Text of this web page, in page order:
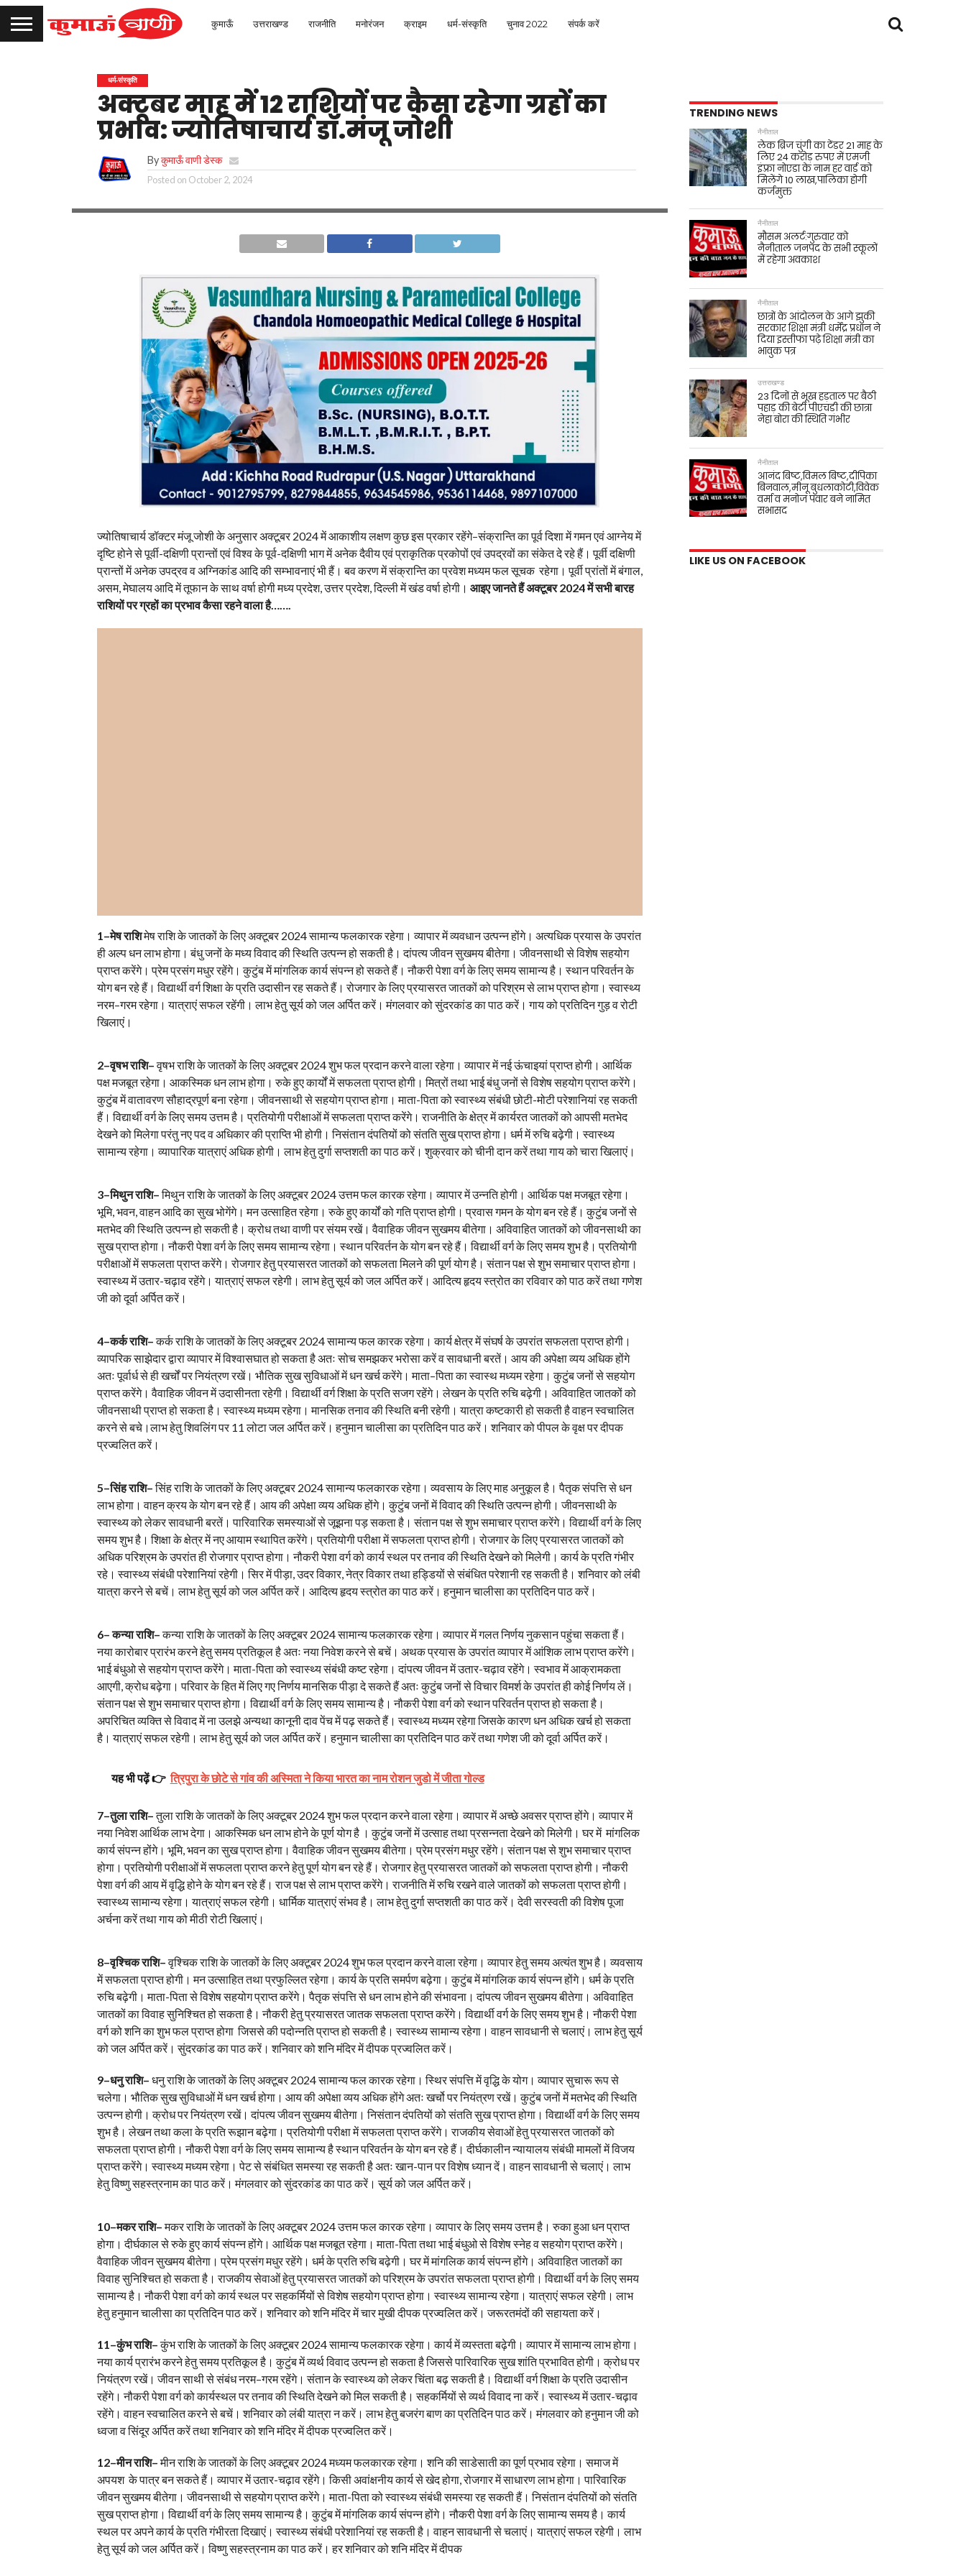
कुमाऊँ उत्तराखण्ड राजनीति मनोरंजन क्राइम धर्म-संस्कृति चुनाव 2022 संपर्क करें
धर्म-संस्कृति
अक्टूबर माह में 12 राशियों पर कैसा रहेगा ग्रहों का
प्रभाव: ज्योतिषाचार्य डॉ.मंजू जोशी
Byकुमाऊँ वाणी डेस्क
Posted on October 2, 2024
ज्योतिषाचार्य डॉक्टर मंजू जोशी के अनुसार अक्टूबर 2024 में आकाशीय लक्षण कुछ इस प्रकार रहेंगे–संक्रान्ति का पूर्व दिशा में गमन एवं आग्नेय में
दृष्टि होने से पूर्वी-दक्षिणी प्रान्तों एवं विश्व के पूर्व-दक्षिणी भाग में अनेक दैवीय एवं प्राकृतिक प्रकोपों एवं उपद्रवों का संकेत दे रहे हैं। पूर्वी दक्षिणी
प्रान्तों में अनेक उपद्रव व अग्निकांड आदि की सम्भावनाएं भी हैं। बव करण में संक्रान्ति का प्रवेश मध्यम फल सूचक रहेगा। पूर्वी प्रांतों में बंगाल,
असम, मेघालय आदि में तूफान के साथ वर्षा होगी मध्य प्रदेश, उत्तर प्रदेश, दिल्ली में खंड वर्षा होगी। आइए जानते हैं अक्टूबर 2024 में सभी बारह
राशियों पर ग्रहों का प्रभाव कैसा रहने वाला है…….
1–मेष राशिमेष राशि के जातकों के लिए अक्टूबर 2024 सामान्य फलकारक रहेगा। व्यापार में व्यवधान उत्पन्न होंगे। अत्यधिक प्रयास के उपरांत
ही अल्प धन लाभ होगा। बंधु जनों के मध्य विवाद की स्थिति उत्पन्न हो सकती है। दांपत्य जीवन सुखमय बीतेगा। जीवनसाथी से विशेष सहयोग
प्राप्त करेंगे। प्रेम प्रसंग मधुर रहेंगे। कुटुंब में मांगलिक कार्य संपन्न हो सकते हैं। नौकरी पेशा वर्ग के लिए समय सामान्य है। स्थान परिवर्तन के
योग बन रहे हैं। विद्यार्थी वर्ग शिक्षा के प्रति उदासीन रह सकते हैं। रोजगार के लिए प्रयासरत जातकों को परिश्रम से लाभ प्राप्त होगा। स्वास्थ्य
नरम–गरम रहेगा। यात्राएं सफल रहेंगी। लाभ हेतु सूर्य को जल अर्पित करें। मंगलवार को सुंदरकांड का पाठ करें। गाय को प्रतिदिन गुड़ व रोटी
खिलाएं।
2–वृषभ राशि–वृषभ राशि के जातकों के लिए अक्टूबर 2024 शुभ फल प्रदान करने वाला रहेगा। व्यापार में नई ऊंचाइयां प्राप्त होगी। आर्थिक
पक्ष मजबूत रहेगा। आकस्मिक धन लाभ होगा। रुके हुए कार्यों में सफलता प्राप्त होगी। मित्रों तथा भाई बंधु जनों से विशेष सहयोग प्राप्त करेंगे।
कुटुंब में वातावरण सौहाद्रपूर्ण बना रहेगा। जीवनसाथी से सहयोग प्राप्त होगा। माता-पिता को स्वास्थ्य संबंधी छोटी-मोटी परेशानियां रह सकती
हैं। विद्यार्थी वर्ग के लिए समय उत्तम है। प्रतियोगी परीक्षाओं में सफलता प्राप्त करेंगे। राजनीति के क्षेत्र में कार्यरत जातकों को आपसी मतभेद
देखने को मिलेगा परंतु नए पद व अधिकार की प्राप्ति भी होगी। निसंतान दंपतियों को संतति सुख प्राप्त होगा। धर्म में रुचि बढ़ेगी। स्वास्थ्य
सामान्य रहेगा। व्यापारिक यात्राएं अधिक होगी। लाभ हेतु दुर्गा सप्तशती का पाठ करें। शुक्रवार को चीनी दान करें तथा गाय को चारा खिलाएं।
3–मिथुन राशि–मिथुन राशि के जातकों के लिए अक्टूबर 2024 उत्तम फल कारक रहेगा। व्यापार में उन्नति होगी। आर्थिक पक्ष मजबूत रहेगा।
भूमि, भवन, वाहन आदि का सुख भोगेंगे। मन उत्साहित रहेगा। रुके हुए कार्यों को गति प्राप्त होगी। प्रवास गमन के योग बन रहे हैं। कुटुंब जनों से
मतभेद की स्थिति उत्पन्न हो सकती है। क्रोध तथा वाणी पर संयम रखें। वैवाहिक जीवन सुखमय बीतेगा। अविवाहित जातकों को जीवनसाथी का
सुख प्राप्त होगा। नौकरी पेशा वर्ग के लिए समय सामान्य रहेगा। स्थान परिवर्तन के योग बन रहे हैं। विद्यार्थी वर्ग के लिए समय शुभ है। प्रतियोगी
परीक्षाओं में सफलता प्राप्त करेंगे। रोजगार हेतु प्रयासरत जातकों को सफलता मिलने की पूर्ण योग है। संतान पक्ष से शुभ समाचार प्राप्त होगा।
स्वास्थ्य में उतार-चढ़ाव रहेंगे। यात्राएं सफल रहेगी। लाभ हेतु सूर्य को जल अर्पित करें। आदित्य हृदय स्त्रोत का रविवार को पाठ करें तथा गणेश
जी को दूर्वा अर्पित करें।
4–कर्क राशि–कर्क राशि के जातकों के लिए अक्टूबर 2024 सामान्य फल कारक रहेगा। कार्य क्षेत्र में संघर्ष के उपरांत सफलता प्राप्त होगी।
व्यापरिक साझेदार द्वारा व्यापार में विश्वासघात हो सकता है अतः सोच समझकर भरोसा करें व सावधानी बरतें। आय की अपेक्षा व्यय अधिक होंगे
अतः पूर्वार्ध से ही खर्चों पर नियंत्रण रखें। भौतिक सुख सुविधाओं में धन खर्च करेंगे। माता–पिता का स्वास्थ मध्यम रहेगा। कुटुंब जनों से सहयोग
प्राप्त करेंगे। वैवाहिक जीवन में उदासीनता रहेगी। विद्यार्थी वर्ग शिक्षा के प्रति सजग रहेंगे। लेखन के प्रति रुचि बढ़ेगी। अविवाहित जातकों को
जीवनसाथी प्राप्त हो सकता है। स्वास्थ्य मध्यम रहेगा। मानसिक तनाव की स्थिति बनी रहेगी। यात्रा कष्टकारी हो सकती है वाहन स्वचालित
करने से बचे।लाभ हेतु शिवलिंग पर 11 लोटा जल अर्पित करें। हनुमान चालीसा का प्रतिदिन पाठ करें। शनिवार को पीपल के वृक्ष पर दीपक
प्रज्वलित करें।
5–सिंह राशि–सिंह राशि के जातकों के लिए अक्टूबर 2024 सामान्य फलकारक रहेगा। व्यवसाय के लिए माह अनुकूल है। पैतृक संपत्ति से धन
लाभ होगा। वाहन क्रय के योग बन रहे हैं। आय की अपेक्षा व्यय अधिक होंगे। कुटुंब जनों में विवाद की स्थिति उत्पन्न होगी। जीवनसाथी के
स्वास्थ्य को लेकर सावधानी बरतें। पारिवारिक समस्याओं से जूझना पड़ सकता है। संतान पक्ष से शुभ समाचार प्राप्त करेंगे। विद्यार्थी वर्ग के लिए
समय शुभ है। शिक्षा के क्षेत्र में नए आयाम स्थापित करेंगे। प्रतियोगी परीक्षा में सफलता प्राप्त होगी। रोजगार के लिए प्रयासरत जातकों को
अधिक परिश्रम के उपरांत ही रोजगार प्राप्त होगा। नौकरी पेशा वर्ग को कार्य स्थल पर तनाव की स्थिति देखने को मिलेगी। कार्य के प्रति गंभीर
रहे। स्वास्थ्य संबंधी परेशानियां रहेगी। सिर में पीड़ा, उदर विकार, नेत्र विकार तथा हड्डियों से संबंधित परेशानी रह सकती है। शनिवार को लंबी
यात्रा करने से बचें। लाभ हेतु सूर्य को जल अर्पित करें। आदित्य हृदय स्त्रोत का पाठ करें। हनुमान चालीसा का प्रतिदिन पाठ करें।
6– कन्या राशि–कन्या राशि के जातकों के लिए अक्टूबर 2024 सामान्य फलकारक रहेगा। व्यापार में गलत निर्णय नुकसान पहुंचा सकता हैं।
नया कारोबार प्रारंभ करने हेतु समय प्रतिकूल है अतः नया निवेश करने से बचें। अथक प्रयास के उपरांत व्यापार में आंशिक लाभ प्राप्त करेंगे।
भाई बंधुओ से सहयोग प्राप्त करेंगे। माता-पिता को स्वास्थ्य संबंधी कष्ट रहेगा। दांपत्य जीवन में उतार-चढ़ाव रहेंगे। स्वभाव में आक्रामकता
आएगी, क्रोध बढ़ेगा। परिवार के हित में लिए गए निर्णय मानसिक पीड़ा दे सकते हैं अतः कुटुंब जनों से विचार विमर्श के उपरांत ही कोई निर्णय लें।
संतान पक्ष से शुभ समाचार प्राप्त होगा। विद्यार्थी वर्ग के लिए समय सामान्य है। नौकरी पेशा वर्ग को स्थान परिवर्तन प्राप्त हो सकता है।
अपरिचित व्यक्ति से विवाद में ना उलझे अन्यथा कानूनी दाव पेंच में पढ़ सकते हैं। स्वास्थ्य मध्यम रहेगा जिसके कारण धन अधिक खर्च हो सकता
है। यात्राएं सफल रहेगी। लाभ हेतु सूर्य को जल अर्पित करें। हनुमान चालीसा का प्रतिदिन पाठ करें तथा गणेश जी को दूर्वा अर्पित करें।
यह भी पढ़ें 👉 त्रिपुरा के छोटे से गांव की अस्मिता ने किया भारत का नाम रोशन जुडो में जीता गोल्ड
7–तुला राशि–तुला राशि के जातकों के लिए अक्टूबर 2024 शुभ फल प्रदान करने वाला रहेगा। व्यापार में अच्छे अवसर प्राप्त होंगे। व्यापार में
नया निवेश आर्थिक लाभ देगा। आकस्मिक धन लाभ होने के पूर्ण योग है । कुटुंब जनों में उत्साह तथा प्रसन्नता देखने को मिलेगी। घर में मांगलिक
कार्य संपन्न होंगे। भूमि, भवन का सुख प्राप्त होगा। वैवाहिक जीवन सुखमय बीतेगा। प्रेम प्रसंग मधुर रहेंगे। संतान पक्ष से शुभ समाचार प्राप्त
होगा। प्रतियोगी परीक्षाओं में सफलता प्राप्त करने हेतु पूर्ण योग बन रहे हैं। रोजगार हेतु प्रयासरत जातकों को सफलता प्राप्त होगी। नौकरी
पेशा वर्ग की आय में वृद्धि होने के योग बन रहे हैं। राज पक्ष से लाभ प्राप्त करेंगे। राजनीति में रुचि रखने वाले जातकों को सफलता प्राप्त होगी।
स्वास्थ्य सामान्य रहेगा। यात्राएं सफल रहेगी। धार्मिक यात्राएं संभव है। लाभ हेतु दुर्गा सप्तशती का पाठ करें। देवी सरस्वती की विशेष पूजा
अर्चना करें तथा गाय को मीठी रोटी खिलाएं।
8–वृश्चिक राशि–वृश्चिक राशि के जातकों के लिए अक्टूबर 2024 शुभ फल प्रदान करने वाला रहेगा। व्यापार हेतु समय अत्यंत शुभ है। व्यवसाय
में सफलता प्राप्त होगी। मन उत्साहित तथा प्रफुल्लित रहेगा। कार्य के प्रति समर्पण बढ़ेगा। कुटुंब में मांगलिक कार्य संपन्न होंगे। धर्म के प्रति
रुचि बढ़ेगी। माता-पिता से विशेष सहयोग प्राप्त करेंगे। पैतृक संपत्ति से धन लाभ होने की संभावना। दांपत्य जीवन सुखमय बीतेगा। अविवाहित
जातकों का विवाह सुनिश्चित हो सकता है। नौकरी हेतु प्रयासरत जातक सफलता प्राप्त करेंगे। विद्यार्थी वर्ग के लिए समय शुभ है। नौकरी पेशा
वर्ग को शनि का शुभ फल प्राप्त होगा जिससे की पदोन्नति प्राप्त हो सकती है। स्वास्थ्य सामान्य रहेगा। वाहन सावधानी से चलाएं। लाभ हेतु सूर्य
को जल अर्पित करें। सुंदरकांड का पाठ करें। शनिवार को शनि मंदिर में दीपक प्रज्वलित करें।
9–धनु राशि– धनु राशि के जातकों के लिए अक्टूबर 2024 सामान्य फल कारक रहेगा। स्थिर संपत्ति में वृद्धि के योग। व्यापार सुचारू रूप से
चलेगा। भौतिक सुख सुविधाओं में धन खर्च होगा। आय की अपेक्षा व्यय अधिक होंगे अतः खर्चो पर नियंत्रण रखें। कुटुंब जनों में मतभेद की स्थिति
उत्पन्न होगी। क्रोध पर नियंत्रण रखें। दांपत्य जीवन सुखमय बीतेगा। निसंतान दंपतियों को संतति सुख प्राप्त होगा। विद्यार्थी वर्ग के लिए समय
शुभ है। लेखन तथा कला के प्रति रूझान बढ़ेगा। प्रतियोगी परीक्षा में सफलता प्राप्त करेंगे। राजकीय सेवाओं हेतु प्रयासरत जातकों को
सफलता प्राप्त होगी। नौकरी पेशा वर्ग के लिए समय सामान्य है स्थान परिवर्तन के योग बन रहे हैं। दीर्घकालीन न्यायालय संबंधी मामलों में विजय
प्राप्त करेंगे। स्वास्थ्य मध्यम रहेगा। पेट से संबंधित समस्या रह सकती है अतः खान-पान पर विशेष ध्यान दें। वाहन सावधानी से चलाएं। लाभ
हेतु विष्णु सहस्त्रनाम का पाठ करें। मंगलवार को सुंदरकांड का पाठ करें। सूर्य को जल अर्पित करें।
10–मकर राशि–मकर राशि के जातकों के लिए अक्टूबर 2024 उत्तम फल कारक रहेगा। व्यापार के लिए समय उत्तम है। रुका हुआ धन प्राप्त
होगा। दीर्घकाल से रुके हुए कार्य संपन्न होंगे। आर्थिक पक्ष मजबूत रहेगा। माता-पिता तथा भाई बंधुओ से विशेष स्नेह व सहयोग प्राप्त करेंगे।
वैवाहिक जीवन सुखमय बीतेगा। प्रेम प्रसंग मधुर रहेंगे। धर्म के प्रति रुचि बढ़ेगी। घर में मांगलिक कार्य संपन्न होंगे। अविवाहित जातकों का
विवाह सुनिश्चित हो सकता है। राजकीय सेवाओं हेतु प्रयासरत जातकों को परिश्रम के उपरांत सफलता प्राप्त होगी। विद्यार्थी वर्ग के लिए समय
सामान्य है। नौकरी पेशा वर्ग को कार्य स्थल पर सहकर्मियों से विशेष सहयोग प्राप्त होगा। स्वास्थ्य सामान्य रहेगा। यात्राएं सफल रहेगी। लाभ
हेतु हनुमान चालीसा का प्रतिदिन पाठ करें। शनिवार को शनि मंदिर में चार मुखी दीपक प्रज्वलित करें। जरूरतमंदों की सहायता करें।
11–कुंभ राशि–कुंभ राशि के जातकों के लिए अक्टूबर 2024 सामान्य फलकारक रहेगा। कार्य में व्यस्तता बढ़ेगी। व्यापार में सामान्य लाभ होगा।
नया कार्य प्रारंभ करने हेतु समय प्रतिकूल है। कुटुंब में व्यर्थ विवाद उत्पन्न हो सकता है जिससे पारिवारिक सुख शांति प्रभावित होगी। क्रोध पर
नियंत्रण रखें। जीवन साथी से संबंध नरम–गरम रहेंगे। संतान के स्वास्थ्य को लेकर चिंता बढ़ सकती है। विद्यार्थी वर्ग शिक्षा के प्रति उदासीन
रहेंगे। नौकरी पेशा वर्ग को कार्यस्थल पर तनाव की स्थिति देखने को मिल सकती है। सहकर्मियों से व्यर्थ विवाद ना करें। स्वास्थ्य में उतार-चढ़ाव
रहेंगे। वाहन स्वचालित करने से बचें। शनिवार को लंबी यात्रा न करें। लाभ हेतु बजरंग बाण का प्रतिदिन पाठ करें। मंगलवार को हनुमान जी को
ध्वजा व सिंदूर अर्पित करें तथा शनिवार को शनि मंदिर में दीपक प्रज्वलित करें।
12–मीन राशि–मीन राशि के जातकों के लिए अक्टूबर 2024 मध्यम फलकारक रहेगा। शनि की साडेसाती का पूर्ण प्रभाव रहेगा। समाज में
अपयश के पात्र बन सकते हैं। व्यापार में उतार-चढ़ाव रहेंगे। किसी अवांक्षनीय कार्य से खेद होगा, रोजगार में साधारण लाभ होगा। पारिवारिक
जीवन सुखमय बीतेगा। जीवनसाथी से सहयोग प्राप्त करेंगे। माता-पिता को स्वास्थ्य संबंधी समस्या रह सकती हैं। निसंतान दंपतियों को संतति
सुख प्राप्त होगा। विद्यार्थी वर्ग के लिए समय सामान्य है। कुटुंब में मांगलिक कार्य संपन्न होंगे। नौकरी पेशा वर्ग के लिए सामान्य समय है। कार्य
स्थल पर अपने कार्य के प्रति गंभीरता दिखाएं। स्वास्थ्य संबंधी परेशानियां रह सकती है। वाहन सावधानी से चलाएं। यात्राएं सफल रहेगी। लाभ
हेतु सूर्य को जल अर्पित करें। विष्णु सहस्त्रनाम का पाठ करें। हर शनिवार को शनि मंदिर में दीपक
TRENDING NEWS
नैनीताल
लेक ब्रिज चुंगी का टेंडर 21 माह के
लिए 24 करोड़ रुपए में एमजी
इंफ़्रा नोएडा के नाम हर वार्ड को
मिलेंगे 10 लाख,पालिका होगी
कर्जमुक्त
नैनीताल
मौसम अलर्ट:गुरुवार को
नैनीताल जनपद के सभी स्कूलों
में रहेगा अवकाश
नैनीताल
छात्रों के आंदोलन के आगे झुकी
सरकार शिक्षा मंत्री धर्मेंद्र प्रधान ने
दिया इस्तीफा पढ़े शिक्षा मंत्री का
भावुक पत्र
उत्तराखण्ड
23 दिनों से भूख हड़ताल पर बैठी
पहाड़ की बेटी पीएचडी की छात्रा
नेहा बोरा की स्थिति गंभीर
नैनीताल
आनंद बिष्ट,विमल बिष्ट,दीपिका
बिनवाल,मीनू बुधलाकोटी,विवेक
वर्मा व मनोज पंवार बने नामित
सभासद
LIKE US ON FACEBOOK